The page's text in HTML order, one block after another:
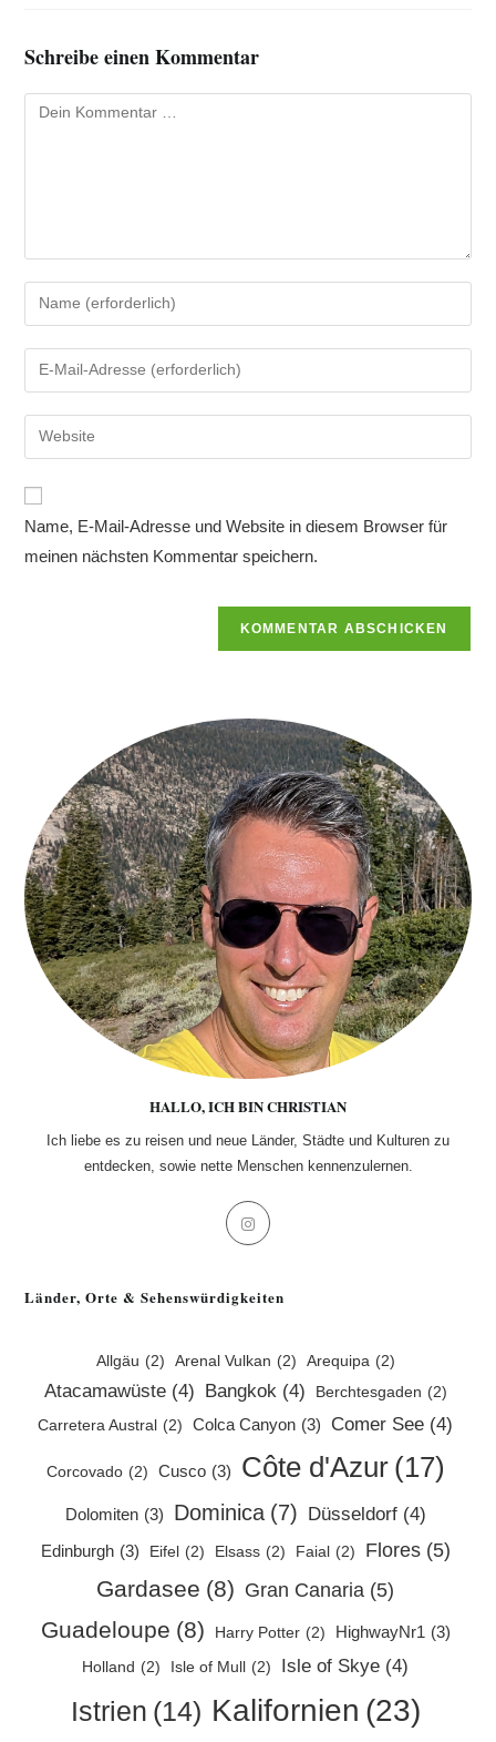
Schreibe einen Kommentar
Kommentar
Gib
deinen
Namen
oder
zum
Kommentieren
ein
Gib
deine
E-
Mail-
Kommentieren
ein
Gib
deine
URL
ein
(optional)
Name, E-Mail-Adresse und Website in diesem Browser für
meinen nächsten Kommentar speichern.
HALLO, ICH BIN CHRISTIAN
Ich liebe es zu reisen und neue Länder, Städte und Kulturen zu
entdecken, sowie nette Menschen kennenzulernen.
new
Länder, Orte & Sehenswürdigkeiten
Allgäu (2) Arenal Vulkan (2) Arequipa (2)
Atacamawüste (4) Bangkok (4) Berchtesgaden (2)
Carretera Austral (2) Colca Canyon (3) Comer See (4)
Corcovado (2) Cusco (3) Côte d'Azur (17)
Dolomiten (3) Dominica (7) Düsseldorf (4)
Edinburgh (3) Eifel (2) Elsass (2) Faial (2) Flores (5)
Gardasee (8) Gran Canaria (5)
Guadeloupe (8) Harry Potter (2) HighwayNr1 (3)
Holland (2) Isle of Mull (2) Isle of Skye (4)
Istrien (14) Kalifornien (23)